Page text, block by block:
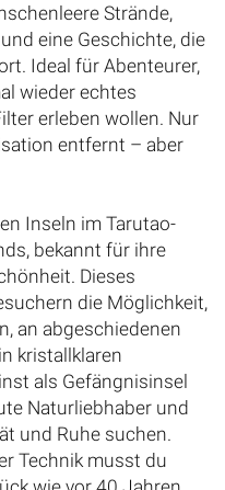
Strände,
eine Geschichte, die
Ideal für Abenteurer,
wieder echtes
erleben wollen. Nur
entfernt – aber
Inseln im Tarutao-
bekannt für ihre
Dieses
die Möglichkeit,
an abgeschiedenen
kristallklaren
als Gefängnisinsel
Naturliebhaber und
und Ruhe suchen.
Technik musst du